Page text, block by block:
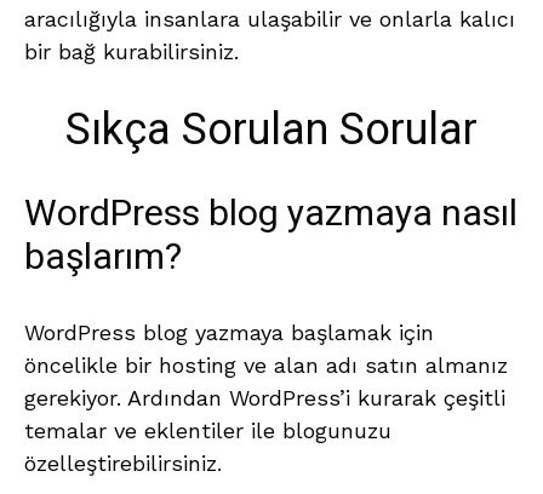
aracılığıyla insanlara ulaşabilir ve onlarla kalıcı
bir bağ kurabilirsiniz.
Sıkça Sorulan Sorular
WordPress blog yazmaya nasıl
başlarım?
WordPress blog yazmaya başlamak için
öncelikle bir hosting ve alan adı satın almanız
gerekiyor. Ardından WordPress’i kurarak çeşitli
temalar ve eklentiler ile blogunuzu
özelleştirebilirsiniz.